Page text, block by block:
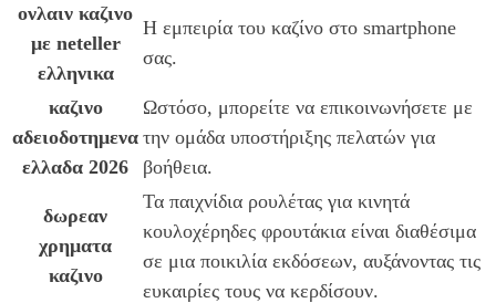
ονλαιν καζινο
με neteller
ελληνικα
Η εμπειρία του καζίνο στο smartphone
σας.
καζινο
αδειοδοτημενα
ελλαδα 2026
Ωστόσο, μπορείτε να επικοινωνήσετε με
την ομάδα υποστήριξης πελατών για
βοήθεια.
δωρεαν
χρηματα
καζινο
Τα παιχνίδια ρουλέτας για κινητά
κουλοχέρηδες φρουτάκια είναι διαθέσιμα
σε μια ποικιλία εκδόσεων, αυξάνοντας τις
ευκαιρίες τους να κερδίσουν.